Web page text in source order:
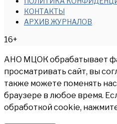
КОНТАКТЫ
АРХИВ ЖУРНАЛОВ
16+
АНО МЦОК обрабатывает
просматривать сайт, вы
также можете поменять
браузере в любое время.
обработкой cookie,